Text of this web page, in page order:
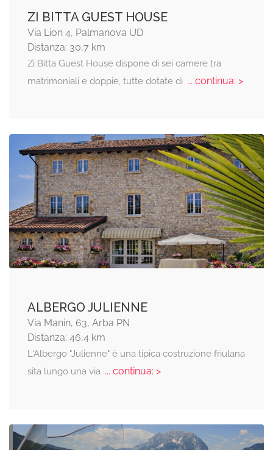
ZI BITTA GUEST HOUSE
Via Lion 4, Palmanova UD
Distanza: 30,7 km
Zi Bitta Guest House dispone di sei camere tra
matrimoniali e doppie, tutte dotate di ... continua: >
ALBERGO JULIENNE
Via Manin, 63, Arba PN
Distanza: 46,4 km
L'Albergo "Julienne" è una tipica costruzione friulana
sita lungo una via... continua: >